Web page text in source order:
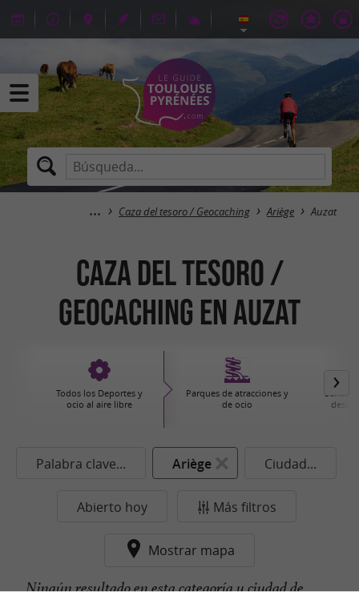
Caza del tesoro / Geocaching Ariège Auzat
Caza del tesoro /
Geocaching en Auzat
Todos los Deportes y
ocio al aire libre
Parques de atracciones y
de ocio
Palabra clave... Ariège Ciudad...
Abierto hoy Más filtros
Mostrar mapa
Ningún resultado en esta categoría y ciudad de